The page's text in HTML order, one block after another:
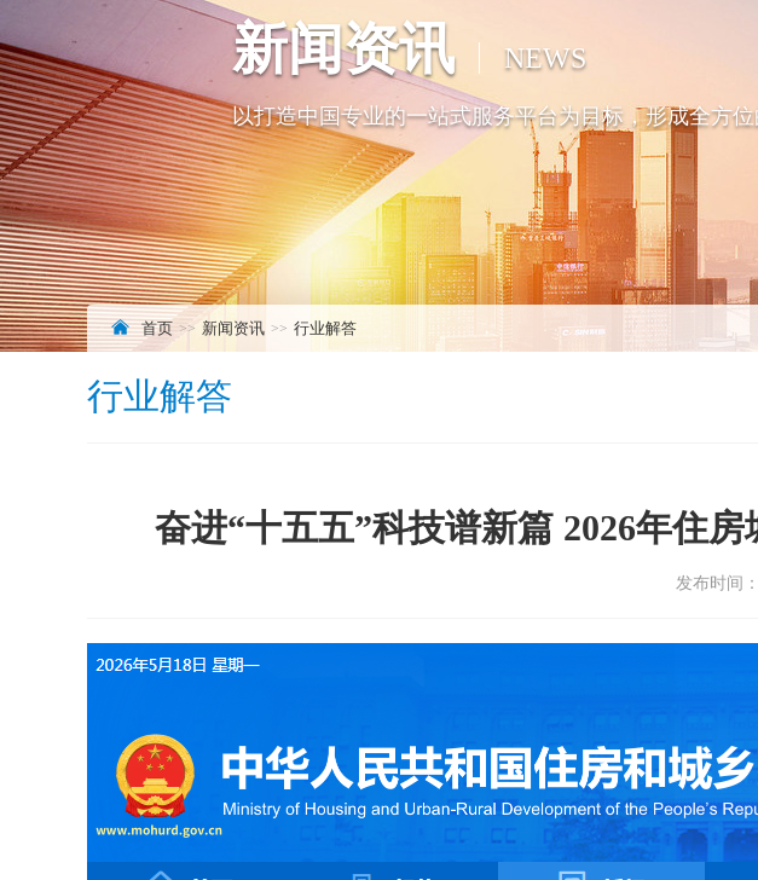
新闻资讯 NEWS
以打造中国专业的一站式服务平台为目标，形成全方
首页 新闻资讯 行业解答
行业解答
奋进“十五五”科技谱新篇 2026年住
发布时间